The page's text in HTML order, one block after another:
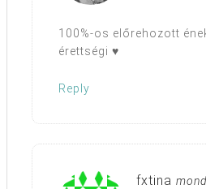
100%-os előrehozott
érettségi ♥
Reply
fxtina